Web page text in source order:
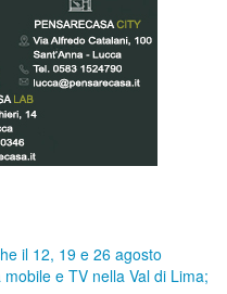
il 12, 19 e 26 agosto
e TV nella Val di Lima;